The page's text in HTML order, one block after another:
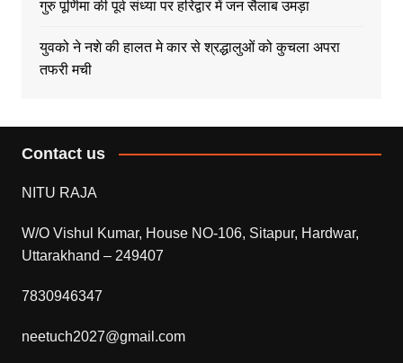
गुरु पूर्णिमा की पूर्व संध्या पर हरिद्वार में जन सैलाब उमड़ा
युवको ने नशे की हालत मे कार से श्रद्धालुओं को कुचला अपरा
तफरी मची
Contact us
NITU RAJA
W/O Vishul Kumar, House NO-106, Sitapur, Hardwar,
Uttarakhand – 249407
7830946347
neetuch2027@gmail.com